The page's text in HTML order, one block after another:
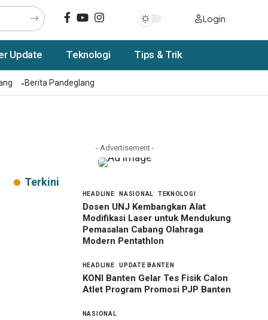
Login
Update Teknologi Tips & Trik
Berita Pandeglang
- Advertisement -
Terkini
HEADLINE NASIONAL TEKNOLOGI
Dosen UNJ Kembangkan Alat
Modifikasi Laser untuk Mendukung
Pemasalan Cabang Olahraga
Modern Pentathlon
HEADLINE UPDATE BANTEN
KONI Banten Gelar Tes Fisik Calon
Atlet Program Promosi PJP Banten
NASIONAL